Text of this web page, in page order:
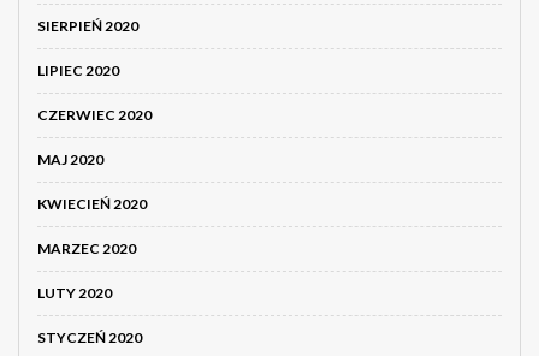
SIERPIEŃ 2020
LIPIEC 2020
CZERWIEC 2020
MAJ 2020
KWIECIEŃ 2020
MARZEC 2020
LUTY 2020
STYCZEŃ 2020